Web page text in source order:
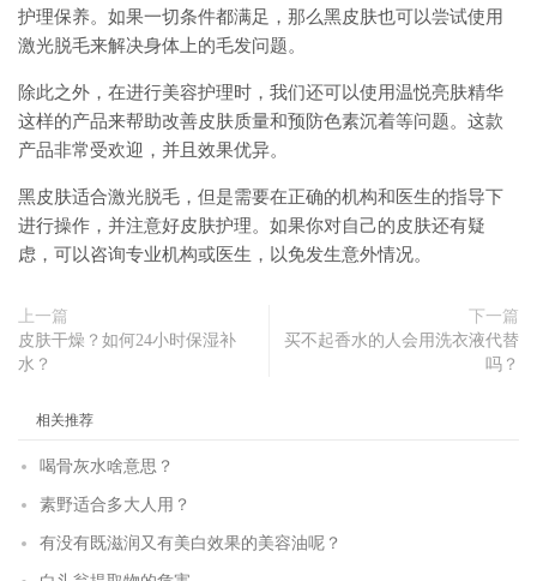
护理保养。如果一切条件都满足，那么黑皮肤也可以尝试使用
激光脱毛来解决身体上的毛发问题。
除此之外，在进行美容护理时，我们还可以使用温悦亮肤精华
这样的产品来帮助改善皮肤质量和预防色素沉着等问题。这款
产品非常受欢迎，并且效果优异。
黑皮肤适合激光脱毛，但是需要在正确的机构和医生的指导下
进行操作，并注意好皮肤护理。如果你对自己的皮肤还有疑
虑，可以咨询专业机构或医生，以免发生意外情况。
上一篇
皮肤干燥？如何24小时保湿补
水？
下一篇
买不起香水的人会用洗衣液代替
吗？
相关推荐
喝骨灰水啥意思？
素野适合多大人用？
有没有既滋润又有美白效果的美容油呢？